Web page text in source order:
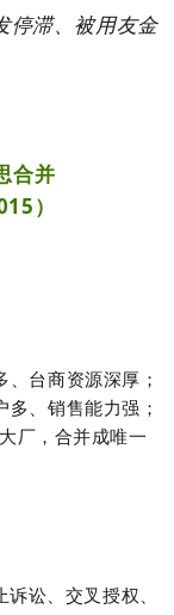
停滞、被用友金
合并
）
台商资源深厚；
、销售能力强；
厂，合并成唯一
诉讼、交叉授权、